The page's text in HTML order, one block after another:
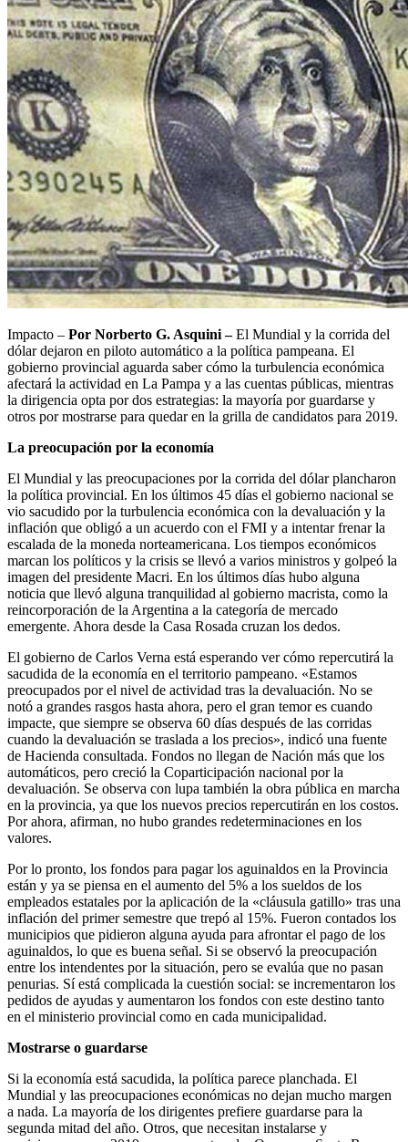
Impacto – Por Norberto G. Asquini –El Mundial y la corrida del
dólar dejaron en piloto automático a la política pampeana. El
gobierno provincial aguarda saber cómo la turbulencia económica
afectará la actividad en La Pampa y a las cuentas públicas, mientras
la dirigencia opta por dos estrategias: la mayoría por guardarse y
otros por mostrarse para quedar en la grilla de candidatos para 2019.
La preocupación por la economía
El Mundial y las preocupaciones por la corrida del dólar plancharon
la política provincial. En los últimos 45 días el gobierno nacional se
vio sacudido por la turbulencia económica con la devaluación y la
inflación que obligó a un acuerdo con el FMI y a intentar frenar la
escalada de la moneda norteamericana. Los tiempos económicos
marcan los políticos y la crisis se llevó a varios ministros y golpeó la
imagen del presidente Macri. En los últimos días hubo alguna
noticia que llevó alguna tranquilidad al gobierno macrista, como la
reincorporación de la Argentina a la categoría de mercado
emergente. Ahora desde la Casa Rosada cruzan los dedos.
El gobierno de Carlos Verna está esperando ver cómo repercutirá la
sacudida de la economía en el territorio pampeano. «Estamos
preocupados por el nivel de actividad tras la devaluación. No se
notó a grandes rasgos hasta ahora, pero el gran temor es cuando
impacte, que siempre se observa 60 días después de las corridas
cuando la devaluación se traslada a los precios», indicó una fuente
de Hacienda consultada. Fondos no llegan de Nación más que los
automáticos, pero creció la Coparticipación nacional por la
devaluación. Se observa con lupa también la obra pública en marcha
en la provincia, ya que los nuevos precios repercutirán en los costos.
Por ahora, afirman, no hubo grandes redeterminaciones en los
valores.
Por lo pronto, los fondos para pagar los aguinaldos en la Provincia
están y ya se piensa en el aumento del 5% a los sueldos de los
empleados estatales por la aplicación de la «cláusula gatillo» tras una
inflación del primer semestre que trepó al 15%. Fueron contados los
municipios que pidieron alguna ayuda para afrontar el pago de los
aguinaldos, lo que es buena señal. Si se observó la preocupación
entre los intendentes por la situación, pero se evalúa que no pasan
penurias. Sí está complicada la cuestión social: se incrementaron los
pedidos de ayudas y aumentaron los fondos con este destino tanto
en el ministerio provincial como en cada municipalidad.
Mostrarse o guardarse
Si la economía está sacudida, la política parece planchada. El
Mundial y las preocupaciones económicas no dejan mucho margen
a nada. La mayoría de los dirigentes prefiere guardarse para la
segunda mitad del año. Otros, que necesitan instalarse y